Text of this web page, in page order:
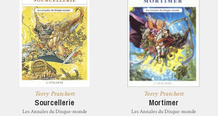
Terry Pratchett
Sourcellerie
Les Annales du Disque-monde
Terry Pratchett
Mortimer
Les Annales du Disque-monde